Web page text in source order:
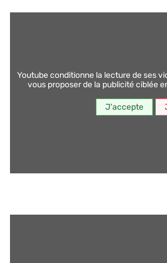
youtube conditionne la lecture de ses vidéos au dépôt de traceurs afin de
vous proposer de la publicité ciblée
J'accepte